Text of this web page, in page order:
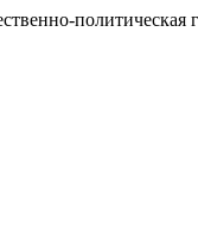
политическая